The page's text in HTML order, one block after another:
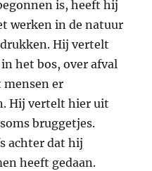
is, heeft hij
werken in de natuur
Hij vertelt
het bos, over afval
mensen er
Hij vertelt hier uit
bruggetjes.
achter dat hij
heeft gedaan.